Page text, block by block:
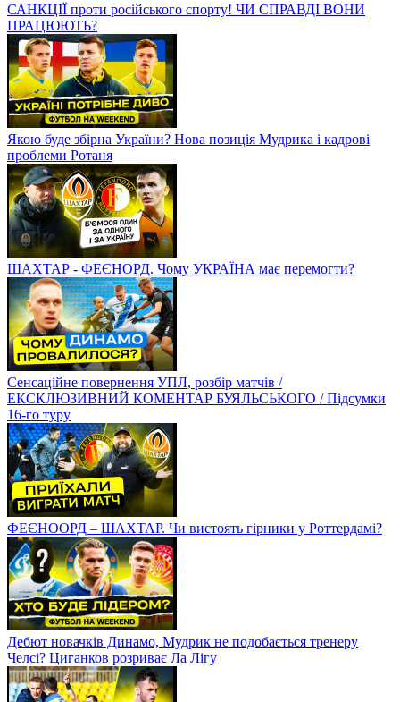
САНКЦІЇ проти російського спорту! ЧИ СПРАВДІ ВОНИ
ПРАЦЮЮТЬ?
Якою буде збірна України? Нова позиція Мудрика і кадрові
проблеми Ротаня
ШАХТАР - ФЕЄНОРД. Чому УКРАЇНА має перемогти?
Сенсаційне повернення УПЛ, розбір матчів /
ЕКСКЛЮЗИВНИЙ КОМЕНТАР БУЯЛЬСЬКОГО / Підсумки
16-го туру
ФЕЄНООРД – ШАХТАР. Чи вистоять гірники у Роттердамі?
Дебют новачків Динамо, Мудрик не подобається тренеру
Челсі? Циганков розриває Ла Лігу